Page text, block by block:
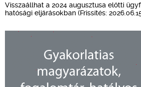
Visszaállhat a 2024 augusztusa előtti
hatósági eljárásokban (Frissítés: